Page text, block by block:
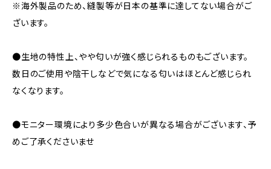
※海外製品のため、縫製等が日本の基準に達してない場合がご
ざいます。
●生地の特性上、やや匂いが強く感じられるものもございます。
数日のご使用や陰干しなどで気になる匂いはほとんど感じられ
なくなります。
●モニター環境により多少色合いが異なる場合がございます、予
めご了承くださいませ